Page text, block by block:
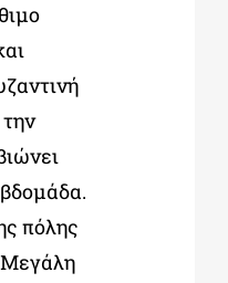
πόλης
Μεγάλη